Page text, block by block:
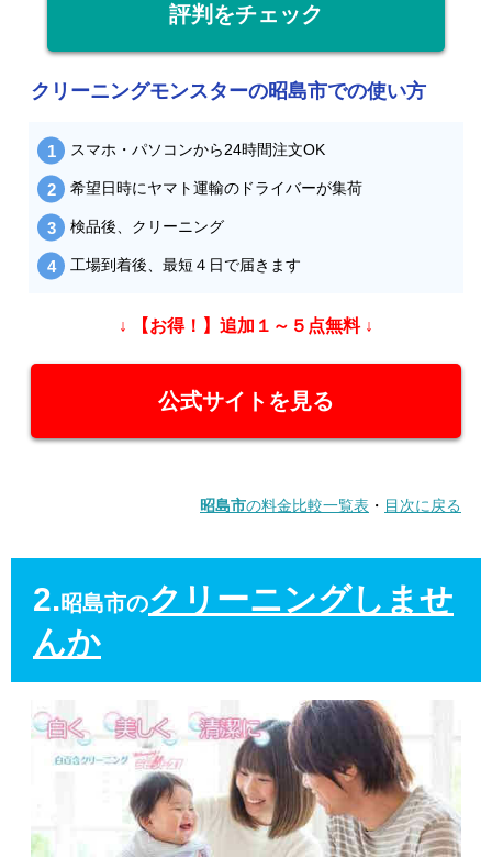
評判をチェック
クリーニングモンスターの昭島市での使い方
スマホ・パソコンから24時間注文OK
希望日時にヤマト運輸のドライバーが集荷
検品後、クリーニング
工場到着後、最短４日で届きます
↓ 【お得！】追加１～５点無料 ↓
公式サイトを見る
昭島市の料金比較一覧表 ・ 目次に戻る
2.昭島市のクリーニングしませ
んか